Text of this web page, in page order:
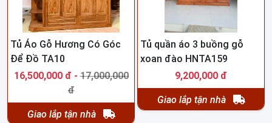
Tủ Áo Gỗ Hương Có Góc
Để Đồ TA10
16,500,000 đ -17,000,000
đ
Giao lắp tận nhà
Tủ quần áo 3 buồng gỗ
xoan đào HNTA159
9,200,000 đ
Giao lắp tận nhà